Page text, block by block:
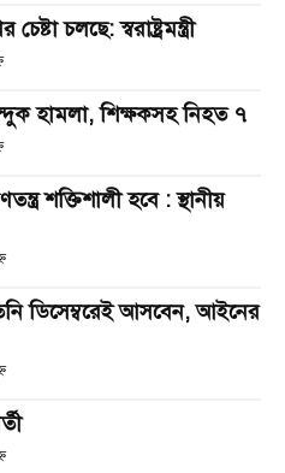
চলছে: স্বরাষ্ট্রমন্ত্রী
হামলা, শিক্ষকসহ নিহত ৭
শক্তিশালী হবে : স্থানীয়
ডিসেম্বরেই আসবেন, আইনের